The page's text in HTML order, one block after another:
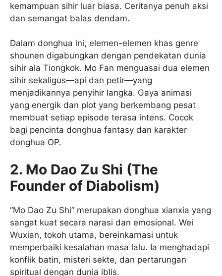
kemampuan sihir luar biasa. Ceritanya penuh aksi
dan semangat balas dendam.
Dalam donghua ini, elemen-elemen khas genre
shounen digabungkan dengan pendekatan dunia
sihir ala Tiongkok. Mo Fan menguasai dua elemen
sihir sekaligus—api dan petir—yang
menjadikannya penyihir langka. Gaya animasi
yang energik dan plot yang berkembang pesat
membuat setiap episode terasa intens. Cocok
bagi pencinta donghua fantasy dan karakter
donghua OP.
2. Mo Dao Zu Shi (The
Founder of Diabolism)
“Mo Dao Zu Shi” merupakan donghua xianxia yang
sangat kuat secara narasi dan emosional. Wei
Wuxian, tokoh utama, bereinkarnasi untuk
memperbaiki kesalahan masa lalu. Ia menghadapi
konflik batin, misteri sekte, dan pertarungan
spiritual dengan dunia iblis.